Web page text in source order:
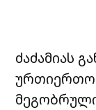
ძაძამიას